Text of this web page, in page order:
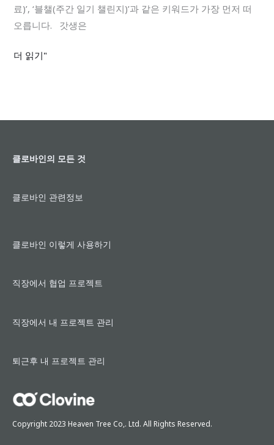
료)’, ‘블챌(주간 일기 챌린지)’과 같은 키워드가 가장 먼저 떠
오릅니다. 갓생은
트
렌
더 읽기"
클로바인의 모든 것
클로바인 관련정보
클로바인 이렇게 사용하기
직장에서 협업 프로젝트
직장에서 내 프로젝트 관리
퇴근후 내 프로젝트 관리
Copyright 2023 Heaven Tree Co,. Ltd. All Rights Reserved.